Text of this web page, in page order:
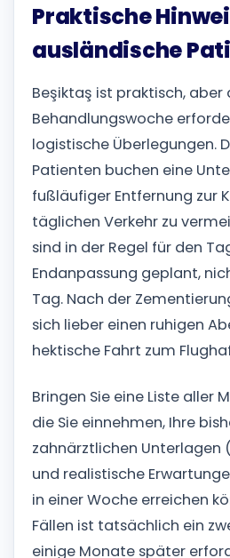
Praktische
ausländische
Beşiktaş ist praktisch, aber
Behandlungswoche
logistische Überlegungen.
Patienten buchen eine
fußläufiger Entfernung zur
täglichen Verkehr zu
sind in der Regel für den
Endanpassung geplant,
Tag. Nach der
sich lieber einen ruhigen
hektische Fahrt zum
Bringen Sie eine Liste aller
die Sie einnehmen, Ihre
zahnärztlichen Unterlagen
und realistische
in einer Woche erreichen
Fällen ist tatsächlich ein
einige Monate später